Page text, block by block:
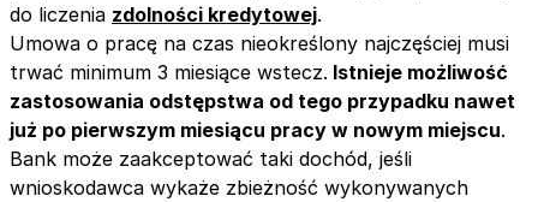
do liczenia zdolności kredytowej.
Umowa o pracę na czas nieokreślony najczęściej musi
trwać minimum 3 miesiące wstecz. Istnieje możliwość
zastosowania odstępstwa od tego przypadku nawet
już po pierwszym miesiącu pracy w nowym miejscu.
Bank może zaakceptować taki dochód, jeśli
wnioskodawca wykaże zbieżność wykonywanych